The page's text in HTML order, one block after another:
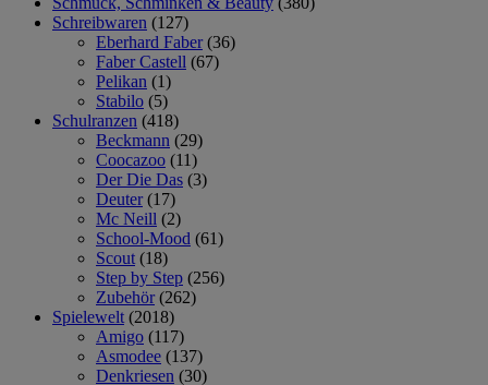
Schreibwaren (127)
Eberhard Faber (36)
Faber Castell (67)
Pelikan (1)
Stabilo (5)
Schulranzen (418)
Beckmann (29)
Coocazoo (11)
Der Die Das (3)
Deuter (17)
Mc Neill (2)
School-Mood (61)
Scout (18)
Step by Step (256)
Zubehör (262)
Spielewelt (2018)
Amigo (117)
Asmodee (137)
Denkriesen (30)